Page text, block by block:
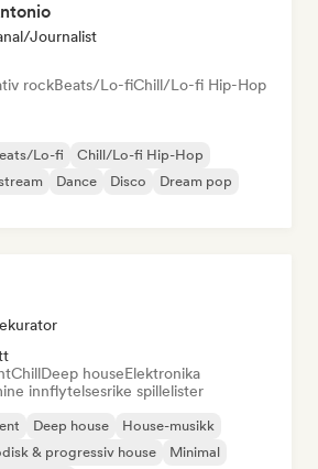
journalist
rockBeats/Lo-fiChill/Lo-fi Hip-Hop
Lo-fi
Chill/Lo-fi Hip-Hop
Dance Disco
Dream pop
ChillDeep houseElektronika
innflytelsesrike spillelister
Deep house
House-musikk
& progressiv house
Minimal